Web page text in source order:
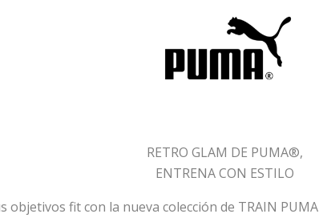
RETRO GLAM DE PUMA®,
ENTRENA CON ESTILO
objetivos fit con la nueva colección de TRAIN PUMA